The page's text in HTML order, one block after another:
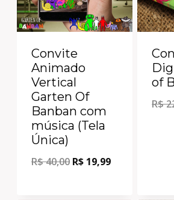
Convite
Animado
Vertical
Garten Of
Banban com
música (Tela
Única)
R$40,00 R$ 19,99
of
R$